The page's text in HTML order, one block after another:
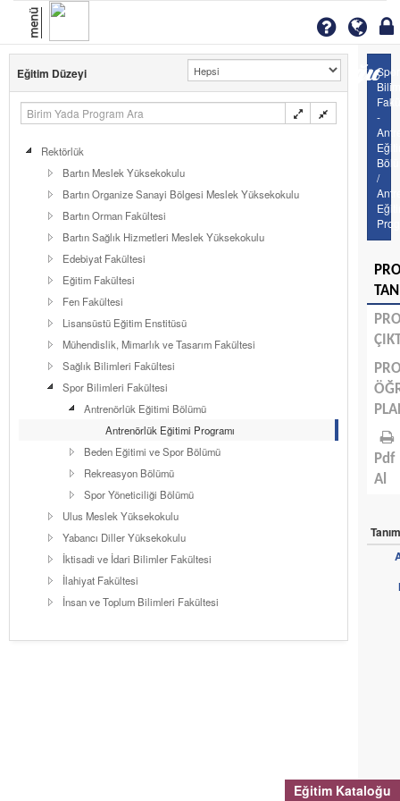
Eğitim Kataloğu
menü
Eğitim Düzeyi
Rektörlük
Bartın Meslek Yüksekokulu
Bartın Organize Sanayi Bölgesi Meslek Yüksekokulu
Bartın Orman Fakültesi
Bartın Sağlık Hizmetleri Meslek Yüksekokulu
Edebiyat Fakültesi
Eğitim Fakültesi
Fen Fakültesi
Lisansüstü Eğitim Enstitüsü
Mühendislik, Mimarlık ve Tasarım Fakültesi
Sağlık Bilimleri Fakültesi
Spor Bilimleri Fakültesi
Antrenörlük Eğitimi Bölümü
Antrenörlük Eğitimi Programı
Beden Eğitimi ve Spor Bölümü
Rekreasyon Bölümü
Spor Yöneticiliği Bölümü
Ulus Meslek Yüksekokulu
Yabancı Diller Yüksekokulu
İktisadi ve İdari Bilimler Fakültesi
İlahiyat Fakültesi
İnsan ve Toplum Bilimleri Fakültesi
Spor
-
/
Pdf
Al
Tanım